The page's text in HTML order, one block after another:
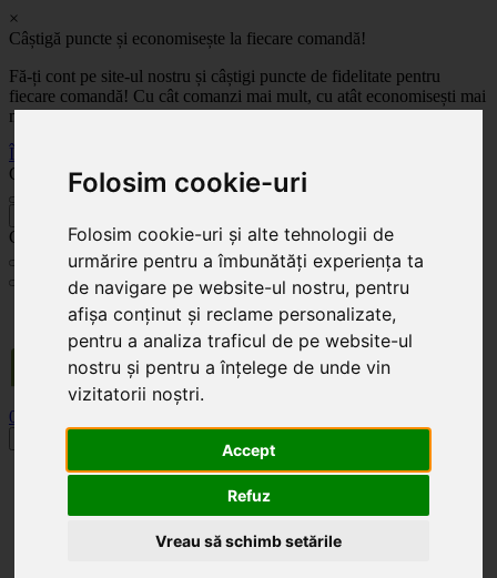
Folosim cookie-uri
Folosim cookie-uri și alte tehnologii de
urmărire pentru a îmbunătăți experiența ta
de navigare pe website-ul nostru, pentru
afișa conținut și reclame personalizate,
pentru a analiza traficul de pe website-ul
nostru și pentru a înțelege de unde vin
vizitatorii noștri.
Accept
Refuz
Vreau să schimb setările
×
Câștigă puncte și economisește la fiecare comandă!
Fă-ți cont pe site-ul nostru și câștigi puncte de fidelitate pentru
fiecare comandă! Cu cât comanzi mai mult, cu atât economisești mai
mult!
Înregistrează-te acum
Celoplast
Celoplast
Transportul este GRATUIT pentru comenzile mai mari de 350 Lei. Comanda minimă în
valoare de 100 Lei. Expediere în 1 - 2 zile lucrătoare.
0
Acasă
Noutăți